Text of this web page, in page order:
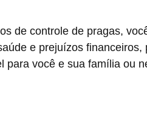
de controle de pragas,
e prejuízos
para você e sua família ou